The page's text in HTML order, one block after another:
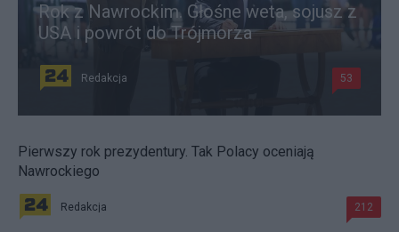
Rok z Nawrockim. Głośne weta, sojusz z
USA i powrót do Trójmorza
Redakcja 53
Pierwszy rok prezydentury. Tak Polacy oceniają
Nawrockiego
Redakcja 212